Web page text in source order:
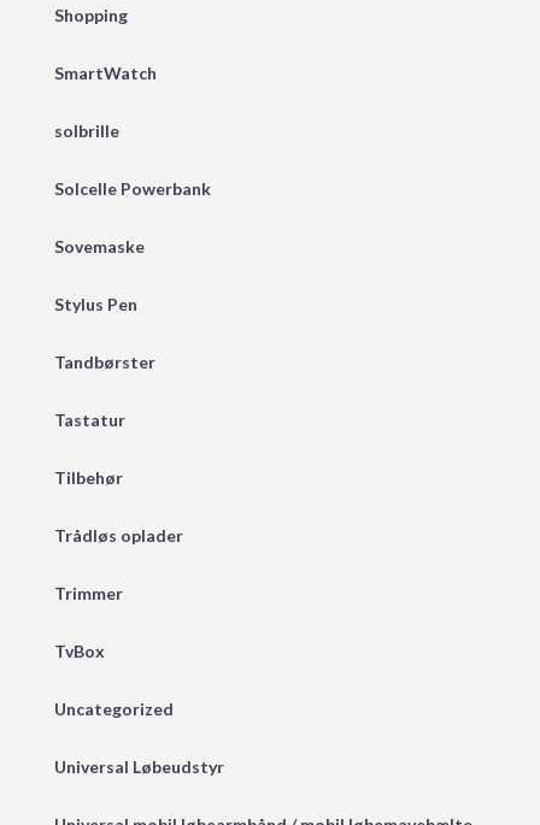
Shopping
SmartWatch
solbrille
Solcelle Powerbank
Sovemaske
Stylus Pen
Tandbørster
Tastatur
Tilbehør
Trådløs oplader
Trimmer
TvBox
Uncategorized
Universal Løbeudstyr